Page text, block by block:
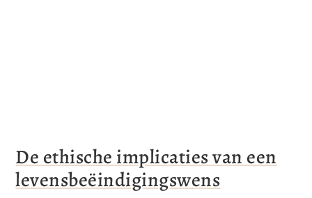
De ethische implicaties van een
levensbeëindigingswens